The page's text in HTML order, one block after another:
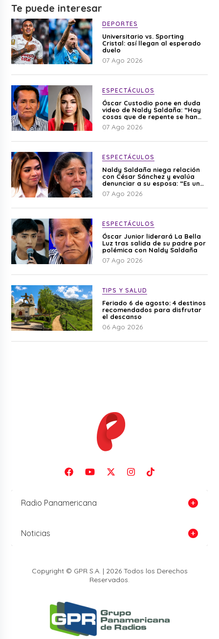
Te puede interesar
DEPORTES
Universitario vs. Sporting
Cristal: así llegan al esperado
duelo
07 Ago 2026
ESPECTÁCULOS
Óscar Custodio pone en duda
video de Naldy Saldaña: “Hay
cosas que de repente se han
editado”
07 Ago 2026
ESPECTÁCULOS
Naldy Saldaña niega relación
con César Sánchez y evalúa
denunciar a su esposa: “Es una
difamación”
07 Ago 2026
ESPECTÁCULOS
Óscar Junior liderará La Bella
Luz tras salida de su padre por
polémica con Naldy Saldaña
07 Ago 2026
TIPS Y SALUD
Feriado 6 de agosto: 4 destinos
recomendados para disfrutar
el descanso
06 Ago 2026
Radio Panamericana
Noticias
Copyright © GPR S.A. | 2026 Todos los Derechos
Reservados.